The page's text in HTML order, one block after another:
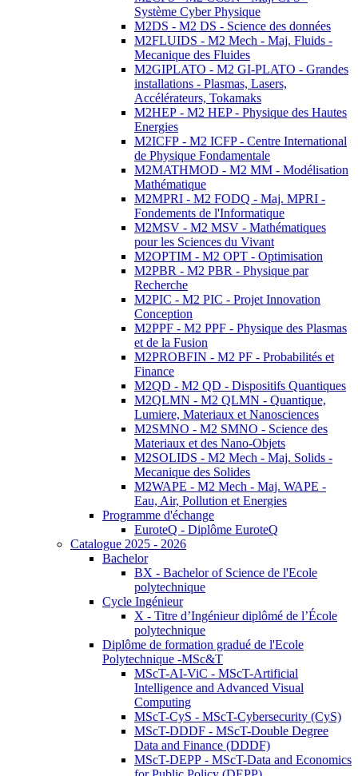
Système Cyber Physique
M2DS - M2 DS - Science des données
M2FLUIDS - M2 Mech - Maj. Fluids -
Mecanique des Fluides
M2GIPLATO - M2 GI-PLATO - Grandes
installations - Plasmas, Lasers,
Accélérateurs, Tokamaks
M2HEP - M2 HEP - Physique des Hautes
Energies
M2ICFP - M2 ICFP - Centre International
de Physique Fondamentale
M2MATHMOD - M2 MM - Modélisation
Mathématique
M2MPRI - M2 FODQ - Maj. MPRI -
Fondements de l'Informatique
M2MSV - M2 MSV - Mathématiques
pour les Sciences du Vivant
M2OPTIM - M2 OPT - Optimisation
M2PBR - M2 PBR - Physique par
Recherche
M2PIC - M2 PIC - Projet Innovation
Conception
M2PPF - M2 PPF - Physique des Plasmas
et de la Fusion
M2PROBFIN - M2 PF - Probabilités et
Finance
M2QD - M2 QD - Dispositifs Quantiques
M2QLMN - M2 QLMN - Quantique,
Lumiere, Materiaux et Nanosciences
M2SMNO - M2 SMNO - Science des
Materiaux et des Nano-Objets
M2SOLIDS - M2 Mech - Maj. Solids -
Mecanique des Solides
M2WAPE - M2 Mech - Maj. WAPE -
Eau, Air, Pollution et Energies
Programme d'échange
EuroteQ - Diplôme EuroteQ
Catalogue 2025 - 2026
Bachelor
BX - Bachelor of Science de l'Ecole
polytechnique
Cycle Ingénieur
X - Titre d’Ingénieur diplômé de l’École
polytechnique
Diplôme de formation gradué de l'Ecole
Polytechnique -MSc&T
MScT-AI-ViC - MScT-Artificial
Intelligence and Advanced Visual
Computing
MScT-CyS - MScT-Cybersecurity (CyS)
MScT-DDDF - MScT-Double Degree
Data and Finance (DDDF)
MScT-DEPP - MScT-Data and Economics